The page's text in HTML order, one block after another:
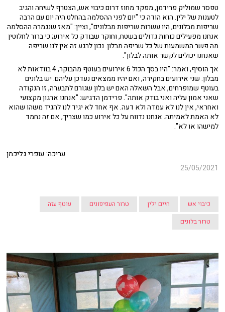
טפסר שמוליק פרידמן, מפקד מחוז דרום כיבוי אש, הצטרף לשיחה והגיב
לטענות של ילין. הוא הודה כי "יום לפני ההסלמה בהחלט היה יום עם הרבה
שריפות מבלונים, היו עשרות שריפות מבלונים", וציין: "מאז שנגמרה ההסלמה
אנחנו מפעילים כוחות גדולים בשטח, וחוקר שבודק כל אירוע; כי ברור לחלוטין
מה פשר המשמעות של כל שריפה מבלון. נכון לרגע זה אין לנו שריפה
שאנחנו יכולים לקשר אותה לבלון".
אך הוסיף, ואמר: "היו בסך הכול 6 אירועים בעוטף מהבוקר, 4 בוודאות לא
מבלון. שני אירועים בחקירה, ואם יהיו ממצאים נעדכן עליהם. יש בלונים
בעוטף שמופרחים, אבל השאלה האם יש בלון שגורם לתבערה, זו הנקודה
שאני אמון עליה ואני בודק אותה". פרידמן הדגיש: "אנחנו ארגון מקצועי
ואחראי, אין לנו לא עמדה ולא דעה. אף אחד לא יגיד לנו להגיד משהו שהוא
לא האמת לאמיתה. אנחנו נדווח על כל אירוע כמו שצריך, אם זה נחמד
למישהו או לא".
עריכה: עופרי גליכמן
25/05/2021
כיבוי אש חיים ילין טרור העפיפונים
עוטף עזה
טרור בלונים